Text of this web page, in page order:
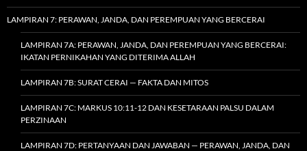
LAMPIRAN 7: PERAWAN, JANDA, DAN PEREMPUAN YANG BERCERAI
LAMPIRAN 7A: PERAWAN, JANDA, DAN PEREMPUAN YANG BERCERAI:
IKATAN PERNIKAHAN YANG DITERIMA ALLAH
LAMPIRAN 7B: SURAT CERAI — FAKTA DAN MITOS
LAMPIRAN 7C: MARKUS 10:11-12 DAN KESETARAAN PALSU DALAM
PERZINAAN
LAMPIRAN 7D: PERTANYAAN DAN JAWABAN — PERAWAN, JANDA, DAN